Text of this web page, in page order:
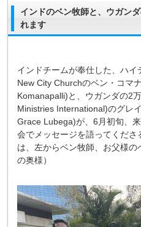
インドのベン牧師と、ウガン
れます
インドチームが奉仕した、ハイ
New City Churchのベン・コマ
Komanapalli)と、ウガンダの2
Ministries International)のグレ
Grace Lubega)が、6月初旬、
会でメッセージを語ってくだ
は、左からベン牧師、お父様
の奥様）